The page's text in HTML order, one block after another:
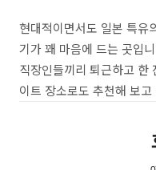
현대적이면서도 일본 특유
기가 꽤 마음에 드는 곳입
직장인들끼리 퇴근하고 한
이트 장소로도 추천해 보